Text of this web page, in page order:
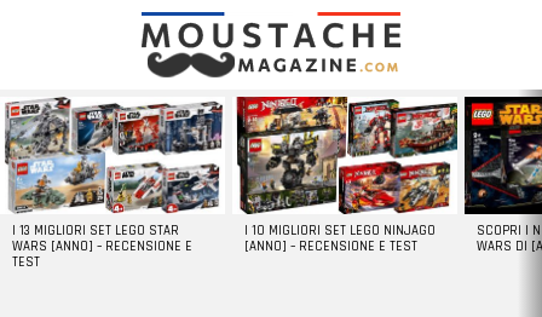
LATEST
STORIES
I 13 MIGLIORI SET LEGO STAR
WARS [ANNO] – RECENSIONE E
TEST
I 10 MIGLIORI SET LEGO NINJAGO
[ANNO] – RECENSIONE E TEST
SCOPRI I
WARS DI